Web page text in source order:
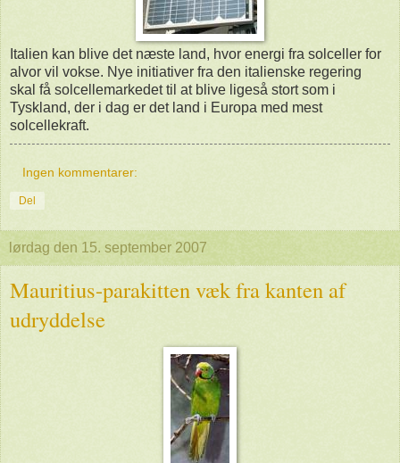
Italien kan blive det næste land, hvor energi fra solceller for
alvor vil vokse. Nye initiativer fra den italienske regering
skal få solcellemarkedet til at blive ligeså stort som i
Tyskland, der i dag er det land i Europa med mest
solcellekraft.
Ingen kommentarer:
Del
lørdag den 15. september 2007
Mauritius-parakitten væk fra kanten af
udryddelse